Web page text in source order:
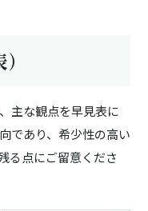
主な観点を早見表に
であり、希少性の高い
る点にご留意くださ